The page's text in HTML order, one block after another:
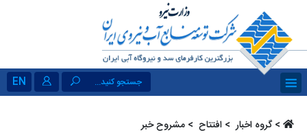
EN جستجو کنید...
>گروه اخبار ‏ >افتتاح ‏ > مشروح خبر